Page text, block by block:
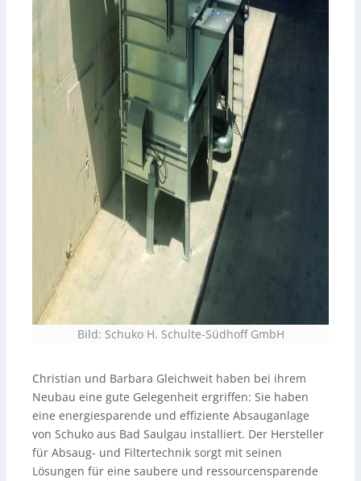
Bild: Schuko H. Schulte-Südhoff GmbH
Christian und Barbara Gleichweit haben bei ihrem
Neubau eine gute Gelegenheit ergriffen: Sie haben
eine energiesparende und effiziente Absauganlage
von Schuko aus Bad Saulgau installiert. Der Hersteller
für Absaug- und Filtertechnik sorgt mit seinen
Lösungen für eine saubere und ressourcensparende